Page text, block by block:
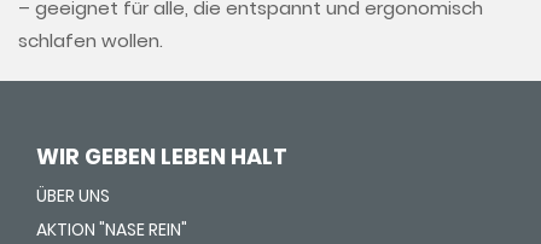
– geeignet für alle, die entspannt und ergonomisch
schlafen wollen.
WIR GEBEN LEBEN HALT
ÜBER UNS
AKTION "NASE REIN"